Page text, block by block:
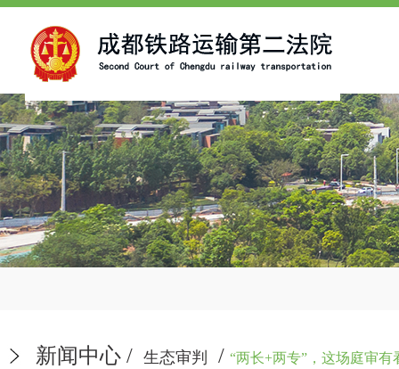
新闻中心 / 生态审判 / “两长+两专”，这场庭审有